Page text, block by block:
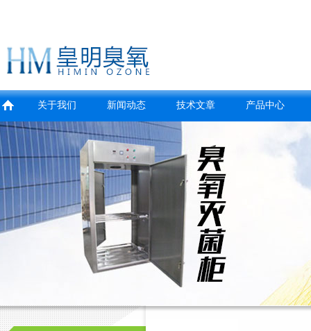
关于我们 新闻动态 技术文章 产品中心